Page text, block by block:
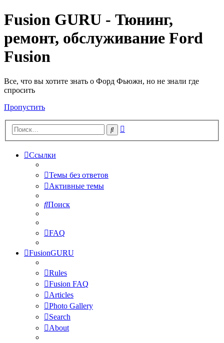
Fusion GURU - Тюнинг,
ремонт, обслуживание Ford
Fusion
Все, что вы хотите знать о Форд Фьюжн, но не знали где
спросить
Пропустить
Поиск
Ссылки
Темы без ответов
Активные темы
Поиск
FAQ
FusionGURU
Rules
Fusion FAQ
Articles
Photo Gallery
Search
About